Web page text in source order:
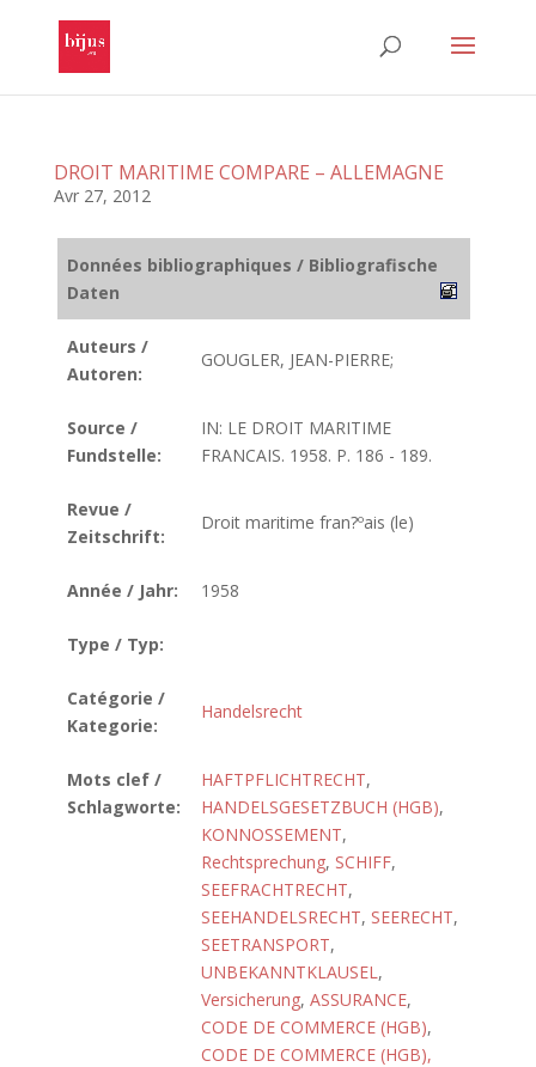
DROIT MARITIME COMPARE – ALLEMAGNE
Avr 27, 2012
Données bibliographiques / Bibliografische
Daten
Auteurs /
Autoren:
GOUGLER, JEAN-PIERRE;
Source /
Fundstelle:
IN: LE DROIT MARITIME
FRANCAIS. 1958. P. 186 - 189.
Revue /
Zeitschrift:
Droit maritime fran?ºais (le)
Année / Jahr: 1958
Type / Typ:
Catégorie /
Kategorie:
Handelsrecht
Mots clef /
Schlagworte:
HAFTPFLICHTRECHT,
HANDELSGESETZBUCH (HGB),
KONNOSSEMENT,
Rechtsprechung, SCHIFF,
SEEFRACHTRECHT,
SEEHANDELSRECHT, SEERECHT,
SEETRANSPORT,
UNBEKANNTKLAUSEL,
Versicherung, ASSURANCE,
CODE DE COMMERCE (HGB),
CODE DE COMMERCE (HGB),